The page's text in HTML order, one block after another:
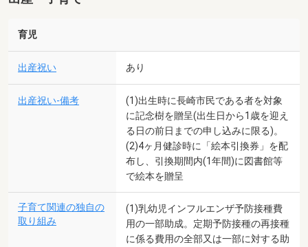
育児
出産祝い あり
出産祝い-備考
(1)出生時に長崎市民である者を対象
に記念樹を贈呈(出生日から1歳を迎え
る日の前日までの申し込みに限る)。
(2)4ヶ月健診時に「絵本引換券」を配
布し、引換期間内(1年間)に図書館等
で絵本を贈呈
子育て関連の独自の
取り組み
(1)乳幼児インフルエンザ予防接種費
用の一部助成。定期予防接種の再接種
に係る費用の全部又は一部に対する助